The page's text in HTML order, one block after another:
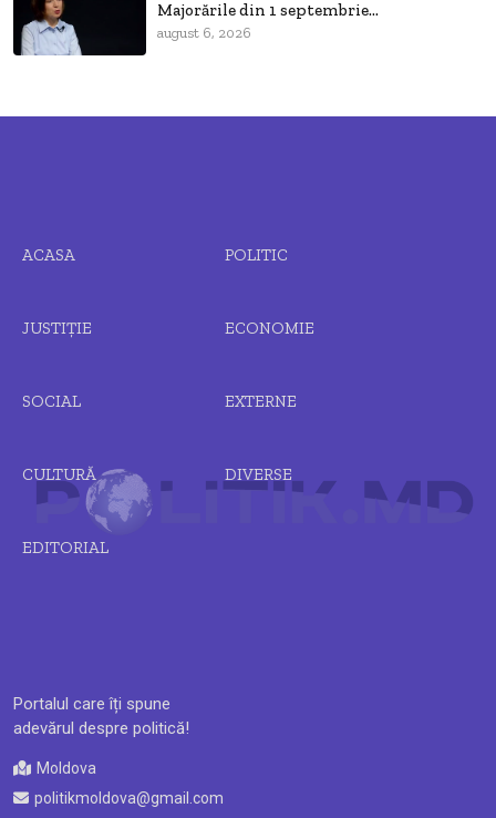
Majorările din 1 septembrie...
august 6, 2026
Portalul care îți spune
adevărul despre politică!
Moldova
politikmoldova@gmail.com
ACASA POLITIC
JUSTIȚIE ECONOMIE
SOCIAL EXTERNE
CULTURĂ DIVERSE
EDITORIAL